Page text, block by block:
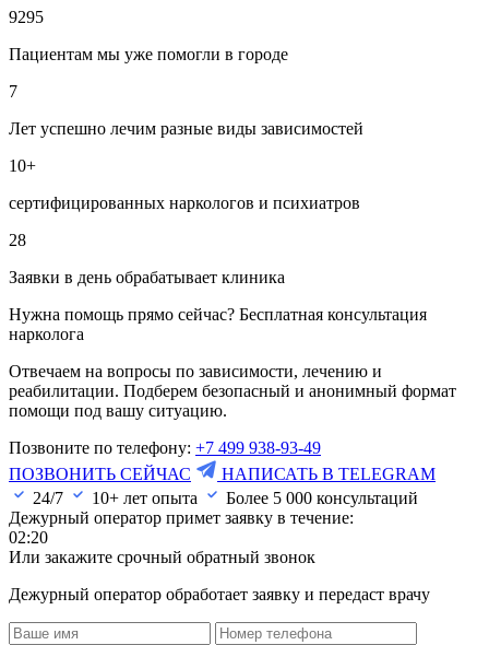
9295
Пациентам мы уже помогли в городе
7
Лет успешно лечим разные виды зависимостей
10+
сертифицированных наркологов и психиатров
28
Заявки в день обрабатывает клиника
Нужна помощь прямо сейчас? Бесплатная консультация
нарколога
Отвечаем на вопросы по зависимости, лечению и
реабилитации. Подберем безопасный и анонимный формат
помощи под вашу ситуацию.
Позвоните по телефону: +7 499 938-93-49
ПОЗВОНИТЬ СЕЙЧАС
НАПИСАТЬ В TELEGRAM
24/7
10+ лет опыта Более 5 000 консультаций
Дежурный оператор примет заявку в течение:
02:20
Или закажите срочный обратный звонок
Дежурный оператор обработает заявку и передаст врачу